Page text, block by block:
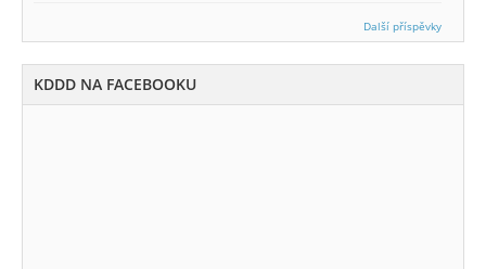
Další příspěvky
KDDD NA FACEBOOKU